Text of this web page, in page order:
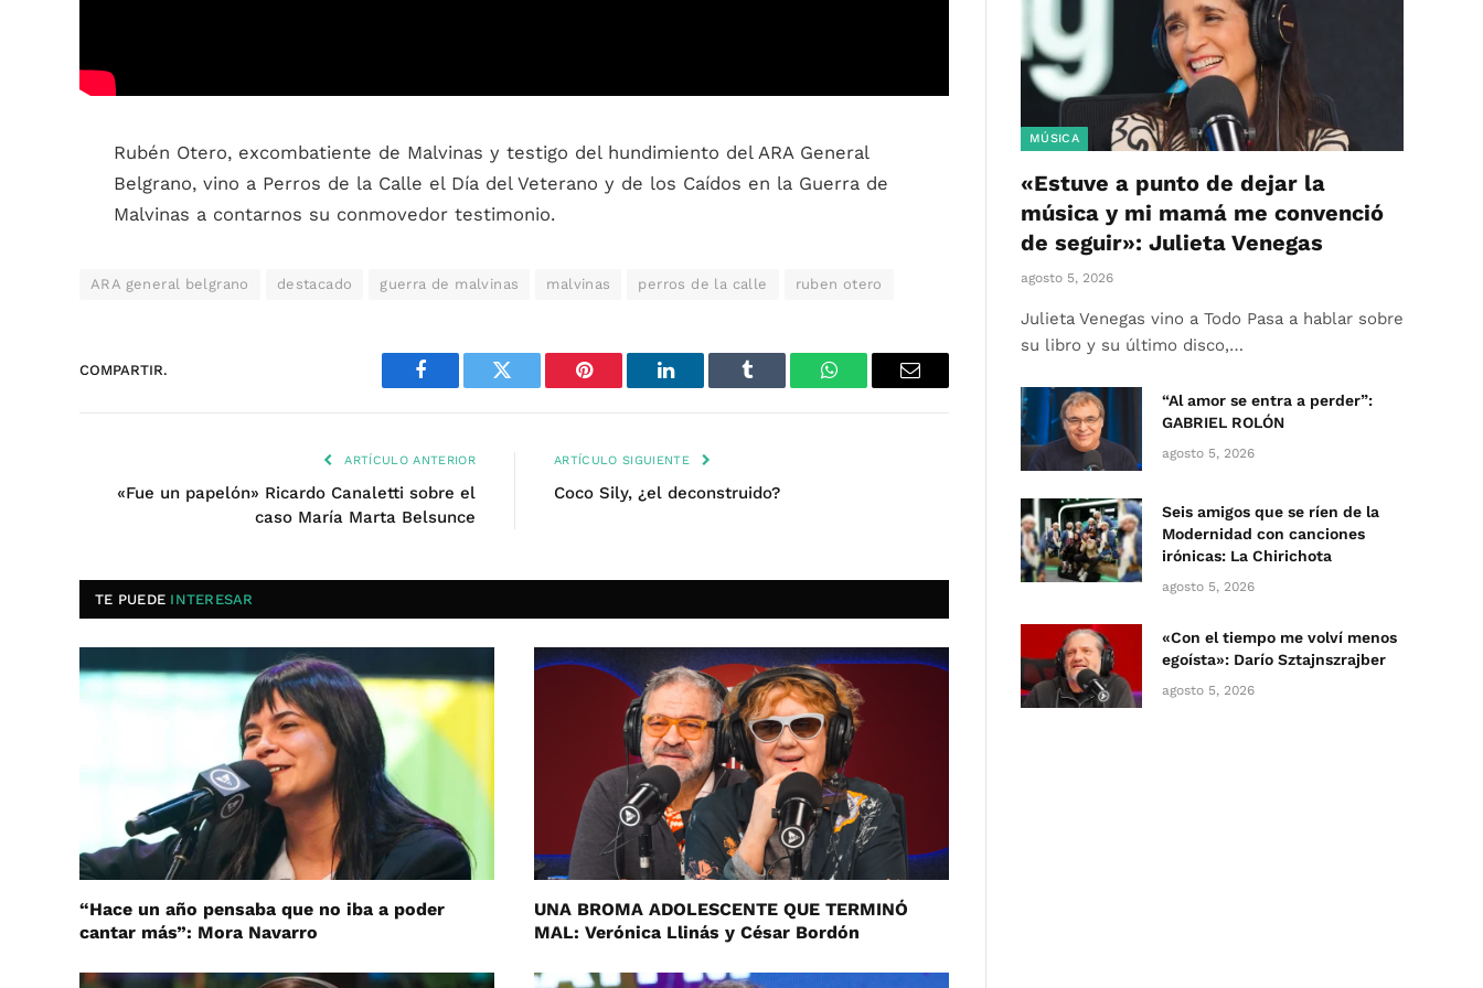
Rubén Otero, excombatiente de Malvinas y testigo del hundimiento del ARA General
Belgrano, vino a Perros de la Calle el Día del Veterano y de los Caídos en la Guerra de
Malvinas a contarnos su conmovedor testimonio.
ARA general belgrano destacado guerra de malvinas malvinas perros de la calle ruben otero
COMPARTIR.
Facebook Twitter Pinterest LinkedIn Tumblr WhatsAppEmail
ARTÍCULO ANTERIOR
«Fue un papelón» Ricardo Canaletti sobre el
caso María Marta Belsunce
ARTÍCULO SIGUIENTE
Coco Sily, ¿el deconstruido?
TE PUEDE INTERESAR
“Hace un año pensaba que no iba a poder
cantar más”: Mora Navarro
UNA BROMA ADOLESCENTE QUE TERMINÓ
MAL: Verónica Llinás y César Bordón
MÚSICA
«Estuve a punto de dejar la
música y mi mamá me convenció
de seguir»: Julieta Venegas
agosto 5, 2026
Julieta Venegas vino a Todo Pasa a hablar sobre
su libro y su último disco,…
“Al amor se entra a perder”:
GABRIEL ROLÓN
agosto 5, 2026
Seis amigos que se ríen de la
Modernidad con canciones
irónicas: La Chirichota
agosto 5, 2026
«Con el tiempo me volví menos
egoísta»: Darío Sztajnszrajber
agosto 5, 2026